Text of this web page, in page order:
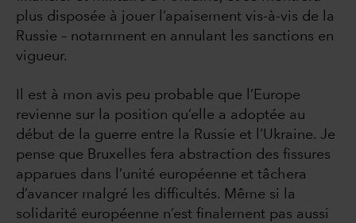
plus disposée à jouer l’apaisement vis-à-vis de la
Russie – notamment en annulant les sanctions en
vigueur.
Il est à mon avis peu probable que l’Europe
revienne sur la position qu’elle a adoptée au
début de la guerre entre la Russie et l’Ukraine. Je
pense que Bruxelles fera abstraction des fissures
apparues dans l’unité européenne et tâchera
d’avancer malgré les difficultés. Même si la
solidarité européenne n’est finalement pas aussi